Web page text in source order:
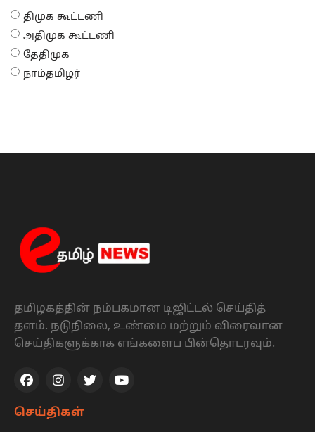
திமுக கூட்டணி
அதிமுக கூட்டணி
தேதிமுக
நாம்தமிழர்
தமிழகத்தின் நம்பகமான டிஜிட்டல் செய்தித்
தளம். நடுநிலை, உண்மை மற்றும் விரைவான
செய்திகளுக்காக எங்களைப பின்தொடரவும்.
செய்திகள்